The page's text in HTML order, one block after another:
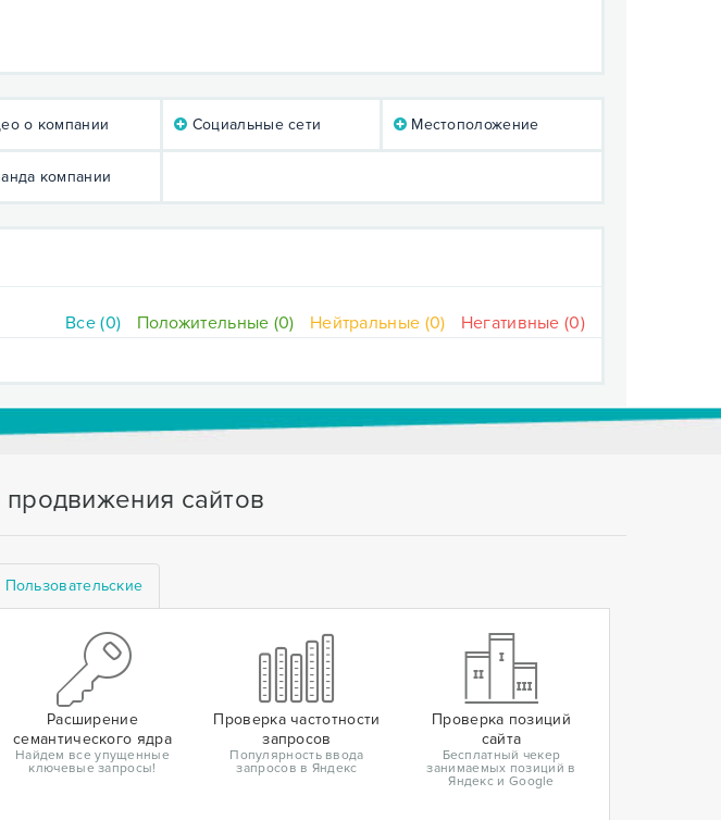
о компании Социальные сети Местоположение
компании
Все (0) Положительные (0) Нейтральные (0) Негативные (0)
сайтов
Пользовательские
Расширение
семантического ядра
Найдем все упущенные
ключевые запросы!
Проверка частотности
запросов
Популярность ввода
запросов в Яндекс
Проверка позиций
сайта
Бесплатный чекер
занимаемых позиций в
Яндекс и Google